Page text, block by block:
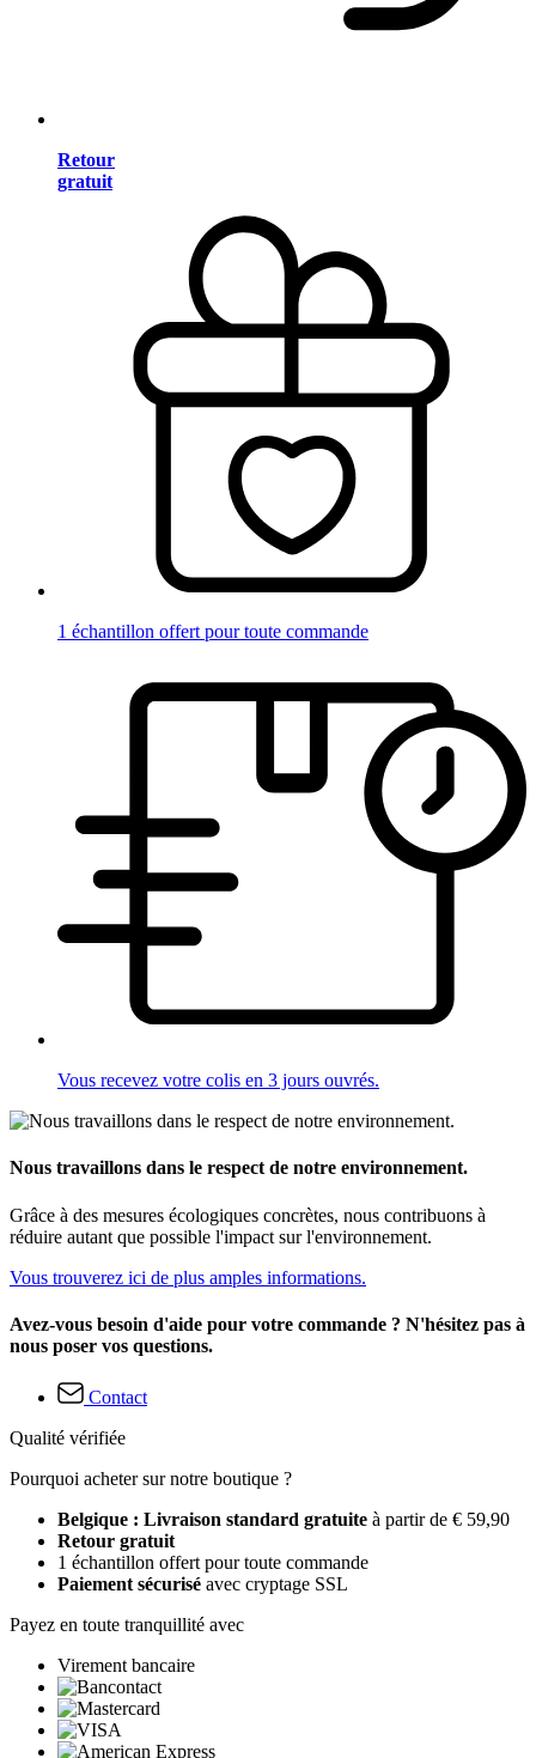
Retour
gratuit
1 échantillon offert pour toute commande
Vous recevez votre colis en 3 jours ouvrés.
Nous travaillons dans le respect de notre environnement.
Grâce à des mesures écologiques concrètes, nous contribuons à
réduire autant que possible l'impact sur l'environnement.
Vous trouverez ici de plus amples informations.
Avez-vous besoin d'aide pour votre commande ? N'hésitez pas à
nous poser vos questions.
Contact
Qualité vérifiée
Pourquoi acheter sur notre boutique ?
Belgique : Livraison standard gratuite à partir de € 59,90
Retour gratuit
1 échantillon offert pour toute commande
Paiement sécurisé avec cryptage SSL
Payez en toute tranquillité avec
Virement bancaire